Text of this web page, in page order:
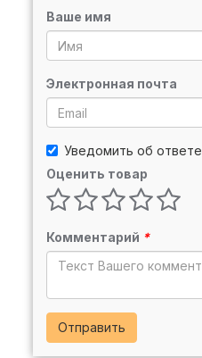
Ваше имя
Электронная почта
Уведомить об ответе
Оценить товар
Комментарий *
Отправить